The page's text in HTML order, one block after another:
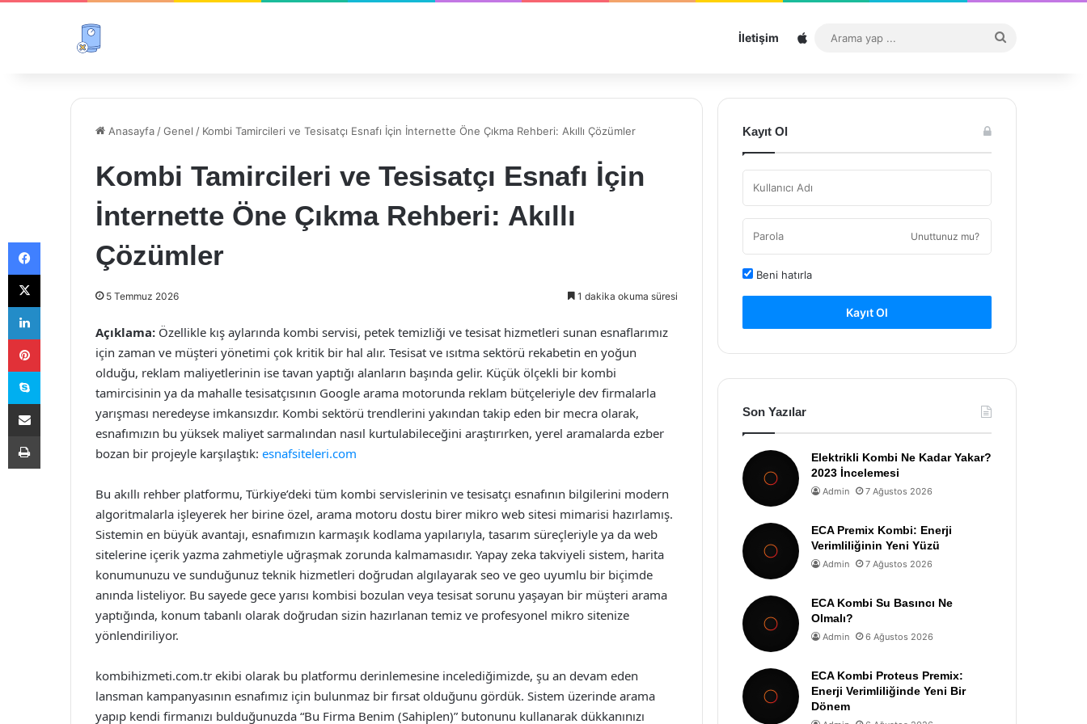
İletişim Sitemap
...
Anasayfa /Genel / Kombi Tamircileri ve Tesisatçı Esnafı İçin İnternette Öne Çıkma Rehberi: Akıllı Çözümler
Kombi Tamircileri ve Tesisatçı Esnafı İçin
İnternette Öne Çıkma Rehberi: Akıllı
Çözümler
5 Temmuz 2026 1 dakika okuma süresi
Açıklama: Özellikle kış aylarında kombi servisi, petek temizliği ve tesisat hizmetleri sunan esnaflarımız
için zaman ve müşteri yönetimi çok kritik bir hal alır. Tesisat ve ısıtma sektörü rekabetin en yoğun
olduğu, reklam maliyetlerinin ise tavan yaptığı alanların başında gelir. Küçük ölçekli bir kombi
tamircisinin ya da mahalle tesisatçısının Google arama motorunda reklam bütçeleriyle dev firmalarla
yarışması neredeyse imkansızdır. Kombi sektörü trendlerini yakından takip eden bir mecra olarak,
esnafımızın bu yüksek maliyet sarmalından nasıl kurtulabileceğini araştırırken, yerel aramalarda ezber
bozan bir projeyle karşılaştık: esnafsiteleri.com
Bu akıllı rehber platformu, Türkiye’deki tüm kombi servislerinin ve tesisatçı esnafının bilgilerini modern
algoritmalarla işleyerek her birine özel, arama motoru dostu birer mikro web sitesi mimarisi hazırlamış.
Sistemin en büyük avantajı, esnafımızın karmaşık kodlama yapılarıyla, tasarım süreçleriyle ya da web
sitelerine içerik yazma zahmetiyle uğraşmak zorunda kalmamasıdır. Yapay zeka takviyeli sistem, harita
konumunuzu ve sunduğunuz teknik hizmetleri doğrudan algılayarak seo ve geo uyumlu bir biçimde
anında listeliyor. Bu sayede gece yarısı kombisi bozulan veya tesisat sorunu yaşayan bir müşteri arama
yaptığında, konum tabanlı olarak doğrudan sizin hazırlanan temiz ve profesyonel mikro sitenize
yönlendiriliyor.
kombihizmeti.com.tr ekibi olarak bu platformu derinlemesine incelediğimizde, şu an devam eden
lansman kampanyasının esnafımız için bulunmaz bir fırsat olduğunu gördük. Sistem üzerinde arama
yapıp kendi firmanızı bulduğunuzda “Bu Firma Benim (Sahiplen)” butonunu kullanarak dükkanınızı
Kayıt Ol
Unuttunuz mu?
Beni hatırla
Kayıt Ol
Son Yazılar
Elektrikli Kombi Ne Kadar Yakar?
2023 İncelemesi
Admin 7 Ağustos 2026
ECA Premix Kombi: Enerji
Verimliliğinin Yeni Yüzü
Admin 7 Ağustos 2026
ECA Kombi Su Basıncı Ne
Olmalı?
Admin 6 Ağustos 2026
ECA Kombi Proteus Premix:
Enerji Verimliliğinde Yeni Bir
Dönem
Facebook
X
LinkedIn
Pinterest
Skype
E-Posta ile paylaş